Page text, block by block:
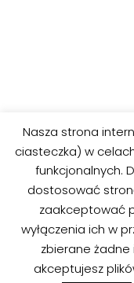
POPRZEDNIE
Blaze Mega Maszyny
Neve |
Nasza strona
ciasteczka) w
funkcjonalnych.
dostosować
zaakceptować
wyłączenia ich w
zbierane żadne
akceptujesz